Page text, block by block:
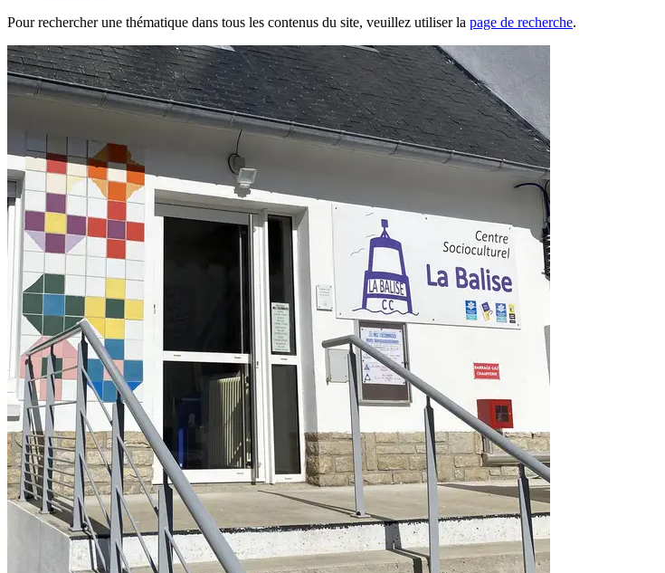
Pour rechercher une thématique dans tous les contenus du site, veuillez utiliser la page de recherche.